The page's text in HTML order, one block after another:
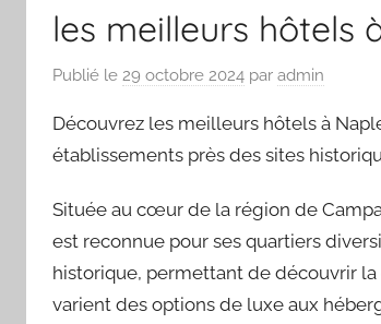
les meilleurs hôtels
Publié le 29 octobre 2024 par admin
Découvrez les meilleurs hôtels à
établissements près des sites
Située au cœur de la région de
est reconnue pour ses quartiers
historique, permettant de découvrir
varient des options de luxe aux